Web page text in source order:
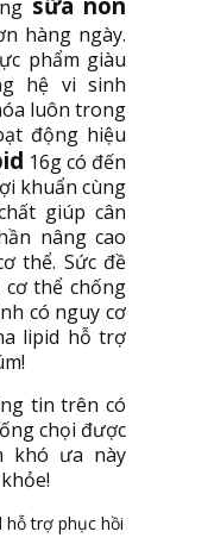
hàng ngày.
phẩm giàu
hệ vi sinh
luôn trong
động hiệu
16g có đến
khuẩn cùng
giúp cân
nâng cao
thể. Sức đề
thể chống
có nguy cơ
lipid hỗ trợ
tin trên có
chọi được
khó ưa này
hỗ trợ phục hồi